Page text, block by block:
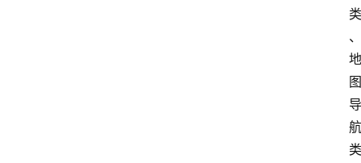
类
、
地
图
导
航
类